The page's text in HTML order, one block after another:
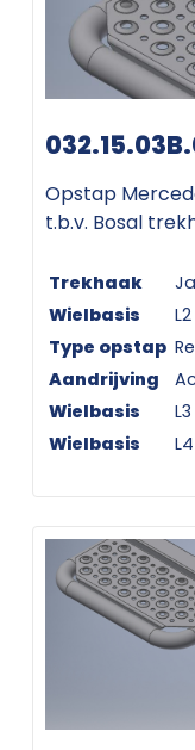
Opstap
t.b.v. Bosal
Trekhaak
Wielbasis
Type opstap
Aandrijving
Wielbasis
Wielbasis